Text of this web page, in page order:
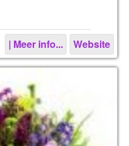
Website
| Meer info...